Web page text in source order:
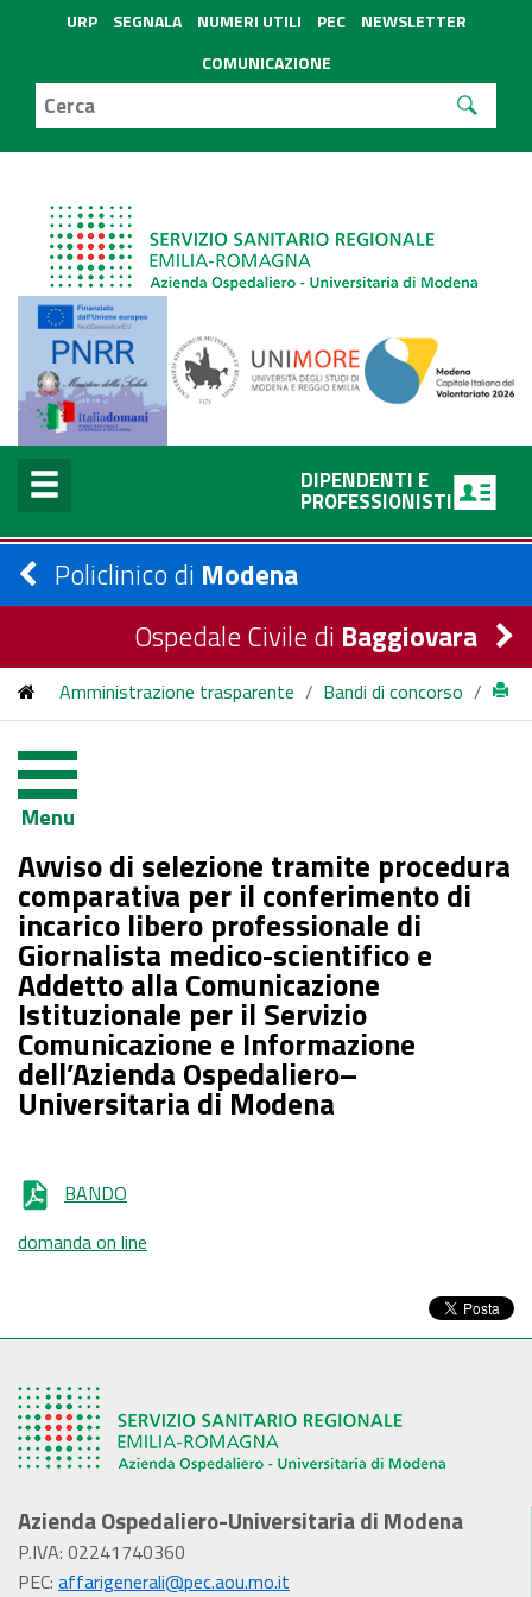
URP SEGNALA NUMERI UTILI PEC
NEWSLETTER
COMUNICAZIONE
DIPENDENTI E
PROFESSIONISTI
Policlinico di Modena
Ospedale Civile di Baggiovara
Amministrazione trasparente / Bandi di concorso /
Avviso di selezione tramite procedura comparativa per il
conferimento di incarico libero professionale di Giornalista
medico-scientifico e Addetto alla Comunicazione Istituzionale
per il Servizio Comunicazione e Informazione dell’Azienda
Ospedaliero–Universitaria di Modena
Menu
Avviso di selezione tramite procedura
comparativa per il conferimento di
incarico libero professionale di
Giornalista medico-scientifico e
Addetto alla Comunicazione
Istituzionale per il Servizio
Comunicazione e Informazione
dell’Azienda Ospedaliero–
Universitaria di Modena
BANDO
domanda on line
Azienda Ospedaliero-Universitaria di Modena
P.IVA: 02241740360
PEC: affarigenerali@pec.aou.mo.it